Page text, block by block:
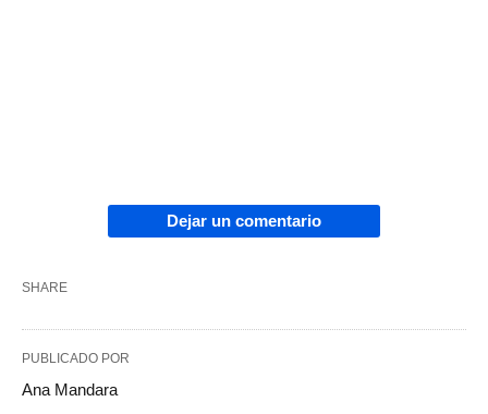
Dejar un comentario
SHARE
PUBLICADO POR
Ana Mandara